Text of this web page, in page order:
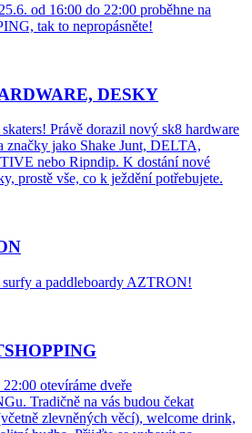
od 16:00 do 22:00 proběhne na
tak to nepropásněte!
DESKY
Právě dorazil nový sk8 hardware
značky jako Shake Junt, DELTA,
nebo Ripndip. K dostání nové
prostě vše, co k ježdění potřebujete.
surfy a paddleboardy AZTRON!
otevíráme dveře
Tradičně na vás budou čekat
zlevněných věcí), welcome drink,